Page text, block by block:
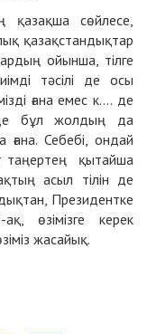
қазақша сөйлесе,
қазақстандықтар
ойынша, тілге
тәсілі де осы
ғана емес к.... де
бұл жолдың да
Себебі, ондай
таңертең қытайша
асыл тілін де
Президентке
өзімізге керек
жасайық.